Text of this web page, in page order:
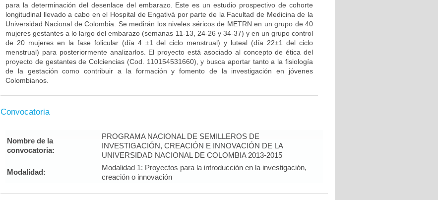
para la determinación del desenlace del embarazo. Este es un estudio prospectivo de cohorte
longitudinal llevado a cabo en el Hospital de Engativá por parte de la Facultad de Medicina de la
Universidad Nacional de Colombia. Se medirán los niveles séricos de METRN en un grupo de 40
mujeres gestantes a lo largo del embarazo (semanas 11-13, 24-26 y 34-37) y en un grupo control
de 20 mujeres en la fase folicular (día 4 ±1 del ciclo menstrual) y luteal (día 22±1 del ciclo
menstrual) para posteriormente analizarlos. El proyecto está asociado al concepto de ética del
proyecto de gestantes de Colciencias (Cod. 110154531660), y busca aportar tanto a la fisiología
de la gestación como contribuir a la formación y fomento de la investigación en jóvenes
Colombianos.
Convocatoria
Nombre de la
convocatoria:
PROGRAMA NACIONAL DE SEMILLEROS DE
INVESTIGACIÓN, CREACIÓN E INNOVACIÓN DE LA
UNIVERSIDAD NACIONAL DE COLOMBIA 2013-2015
Modalidad:
Modalidad 1: Proyectos para la introducción en la investigación,
creación o innovación